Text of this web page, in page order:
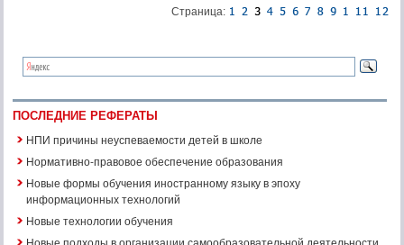
Страница:
ПОСЛЕДНИЕ РЕФЕРАТЫ
НПИ причины неуспеваемости детей в школе
Нормативно-правовое обеспечение образования
Новые формы обучения иностранному языку в эпоху
информационных технологий
Новые технологии обучения
Новые подходы в организации самообразовательной деятельности